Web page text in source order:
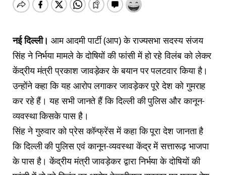
नई दिल्ली। आम आदमी पार्टी (आप) के राज्यसभा सदस्य संजय
सिंह ने निर्भया मामले के दोषियों की फांसी में हो रहे विलंब को लेकर
केंद्रीय मंत्री प्रकाश जावड़ेकर के बयान पर पलटवार किया है।
उन्होंने कहा कि यह आरोप लगाकर जावड़ेकर पूरे देश को गुमराह
कर रहे हैं। यह सभी जानते हैं कि दिल्ली की पुलिस और कानून-
व्यवस्था किसके पास है।
सिंह ने गुरुवार को प्रेस कॉन्फ्रेंस में कहा कि पूरा देश जानता है
कि दिल्ली की पुलिस एवं कानून-व्यवस्था केंद्र में सत्तारूढ़ भाजपा
के पास है। केंद्रीय मंत्री जावड़ेकर द्वारा निर्भया के दोषियों की